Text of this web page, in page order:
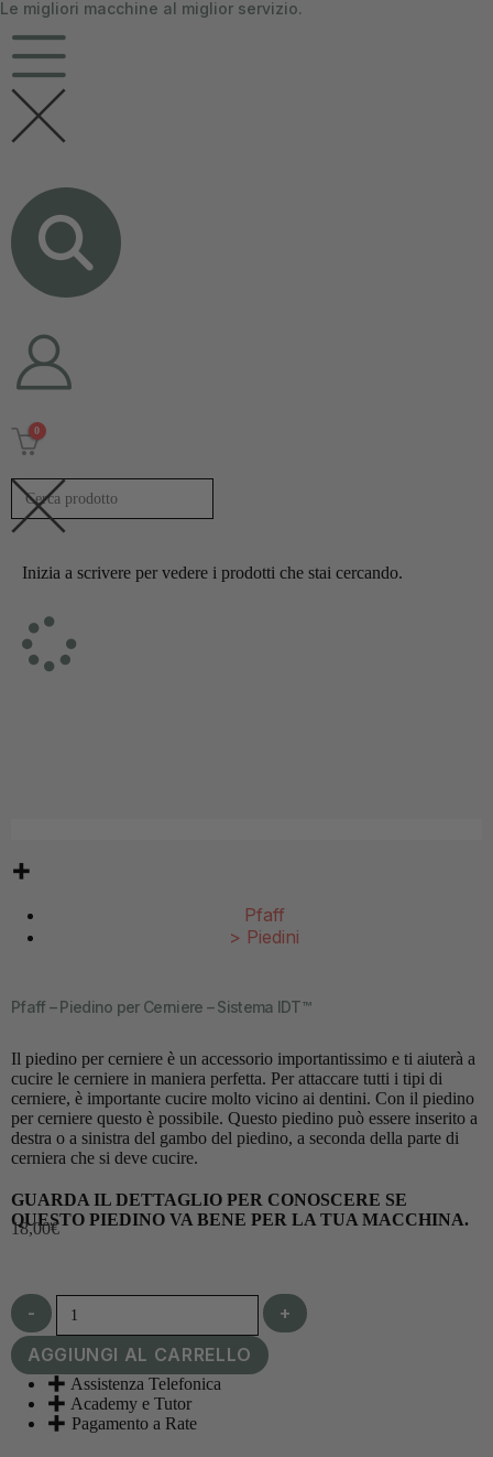
contenuto
Le migliori macchine al miglior servizio.
0
Inizia a scrivere per vedere i prodotti che stai cercando.
Pfaff
> Piedini
Pfaff – Piedino per Cerniere – Sistema IDT™
Il piedino per cerniere è un accessorio importantissimo e ti aiuterà a
cucire le cerniere in maniera perfetta. Per attaccare tutti i tipi di
cerniere, è importante cucire molto vicino ai dentini. Con il piedino
per cerniere questo è possibile. Questo piedino può essere inserito a
destra o a sinistra del gambo del piedino, a seconda della parte di
cerniera che si deve cucire.
GUARDA IL DETTAGLIO PER CONOSCERE SE
QUESTO PIEDINO VA BENE PER LA TUA MACCHINA.
18,00€
-
+
AGGIUNGI AL CARRELLO
Assistenza Telefonica
Academy e Tutor
Pagamento a Rate